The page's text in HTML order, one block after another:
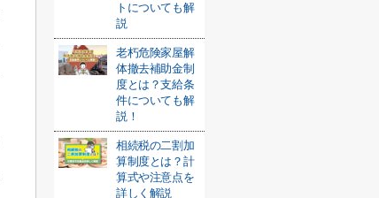
トについても解
説
老朽危険家屋解
体撤去補助金制
度とは？支給条
件についても解
説！
相続税の二割加
算制度とは？計
算式や注意点を
詳しく解説